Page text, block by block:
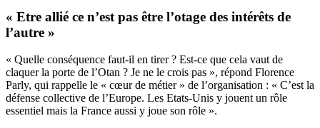
« Etre allié ce n’est pas être l’otage des intérêts de
l’autre »
« Quelle conséquence faut-il en tirer ? Est-ce que cela vaut de
claquer la porte de l’Otan ? Je ne le crois pas », répond Florence
Parly, qui rappelle le « cœur de métier » de l’organisation : « C’est la
défense collective de l’Europe. Les Etats-Unis y jouent un rôle
essentiel mais la France aussi y joue son rôle ».